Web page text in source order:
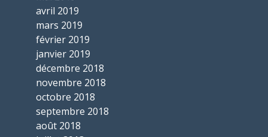
avril 2019
mars 2019
février 2019
janvier 2019
décembre 2018
novembre 2018
octobre 2018
septembre 2018
août 2018